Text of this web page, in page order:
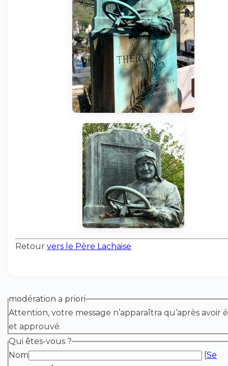
Retour vers le Père Lachaise
modération a priori
Attention, votre message n’apparaîtra qu’après avoir
et approuvé.
Qui êtes-vous ?
Nom
[Se